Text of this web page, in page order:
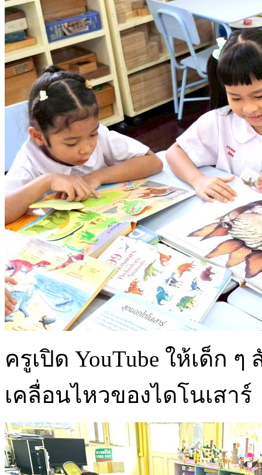
ครูเปิด YouTube ให้เด็ก
เคลื่อนไหวของไดโนเสาร์